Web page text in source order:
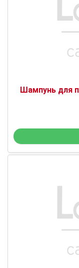
Шампунь для